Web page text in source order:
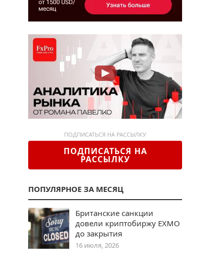
ПОДПИСАТЬСЯ НА РАССЫЛКУ
ПОДПИСАТЬСЯ НА
РАССЫЛКУ
ПОПУЛЯРНОЕ ЗА МЕСЯЦ
Британские санкции
довели криптобиржу EXMO
до закрытия
16 июля, 2026